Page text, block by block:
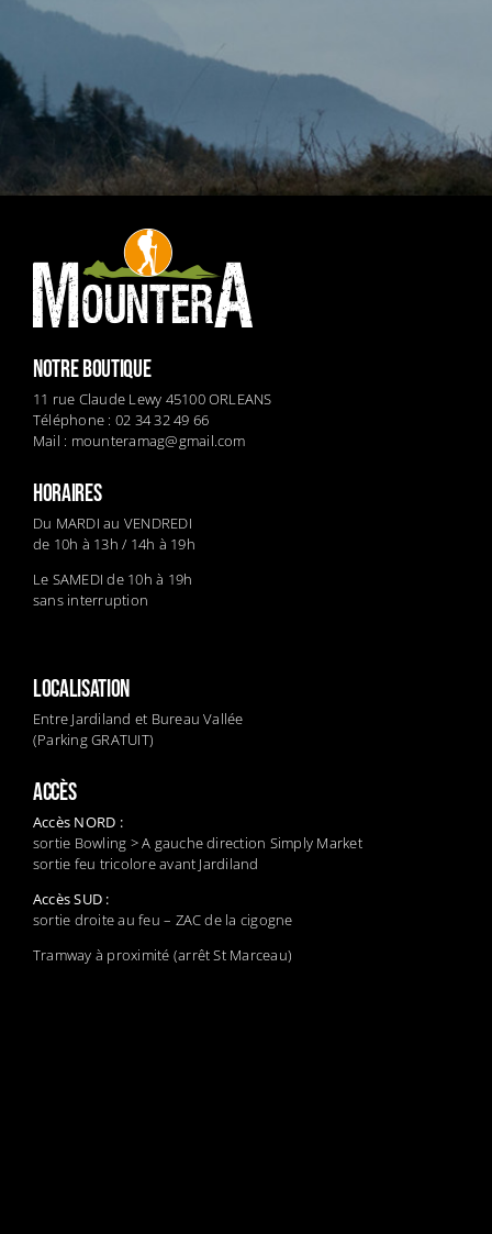
NOTRE BOUTIQUE
11 rue Claude Lewy 45100 ORLEANS
Téléphone : 02 34 32 49 66
Mail : mounteramag@gmail.com
HORAIRES
Du MARDI au VENDREDI
de 10h à 13h / 14h à 19h
Le SAMEDI de 10h à 19h
sans interruption
LOCALISATION
Entre Jardiland et Bureau Vallée
(Parking GRATUIT)
ACCÈS
Accès NORD :
sortie Bowling > A gauche direction Simply Market
sortie feu tricolore avant Jardiland
Accès SUD :
sortie droite au feu – ZAC de la cigogne
Tramway à proximité (arrêt St Marceau)